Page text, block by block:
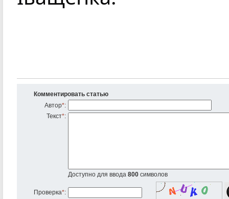
Комментировать статью
Автор*:
Текст*:
Доступно для ввода 800 символов
Проверка*: